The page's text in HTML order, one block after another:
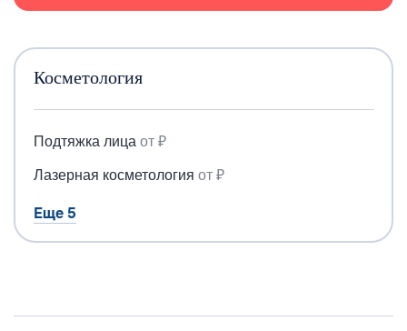
Косметология
Подтяжка лица от ₽
Лазерная косметология от ₽
Еще 5